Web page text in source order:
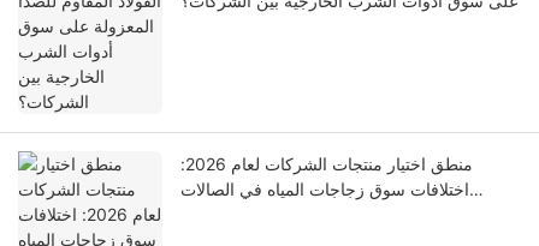
منطق اختيار منتجات الشركات لعام 2026:
اختلافات سوق زجاجات المياه في الصالات